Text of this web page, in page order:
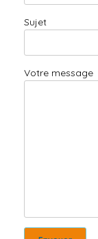
Sujet
Votre message